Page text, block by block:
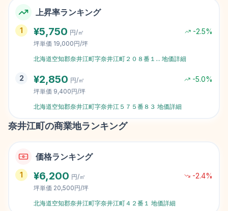
上昇率ランキング
1 ¥5,750 円/㎡ -2.5%
坪単価 19,000円/坪
北海道空知郡奈井江町字奈井江町２０８番１ ... 地価詳細
2 ¥2,850 円/㎡ -5.0%
坪単価 9,400円/坪
北海道空知郡奈井江町字奈井江５７５番８３ 地価詳細
奈井江町の商業地ランキング
価格ランキング
1 ¥6,200 円/㎡ -2.4%
坪単価 20,500円/坪
北海道空知郡奈井江町字奈井江町４２番１ 地価詳細